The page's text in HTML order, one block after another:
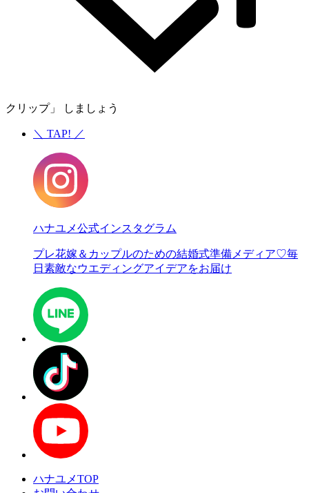
クリップ」 しましょう
＼ TAP! ／
ハナユメ公式インスタグラム
プレ花嫁＆カップルのための結婚式準備メディア♡毎
日素敵なウエディングアイデアをお届け
ハナユメTOP